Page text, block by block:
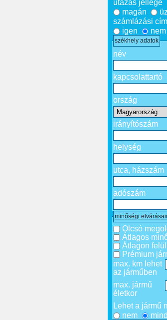
utazás jellege
magán
számlázási
igen
nem
székhely adatok
név
kapcsolattartó
ország
irányítószám
helység
utca, házszám
adószám
minőségi
Olcsó
Átlagos
Átlagon
Prémium
max. km lehet
az járműben
max. jármű
életkor
Lehet a jármű
nem